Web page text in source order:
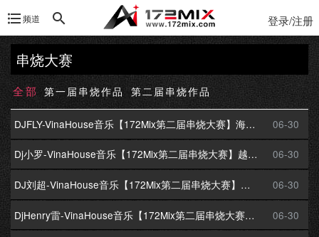
频道 登录/注册
串烧大赛
全部 第一届串烧作品 第二届串烧作品
DJFLY-VinaHouse音乐【172Mix第二届串烧大赛】海飞丝越南鼓之东南亚专用 06-30
Dj小罗-VinaHouse音乐【172Mix第二届串烧大赛】越南鼓高档次串烧 06-30
DJ刘超-VinaHouse音乐【172Mix第二届串烧大赛】葵花宝典串烧 06-30
DjHenry雷-VinaHouse音乐【172Mix第二届串烧大赛】曼谷LUCKY人妖打排球串烧 06-30